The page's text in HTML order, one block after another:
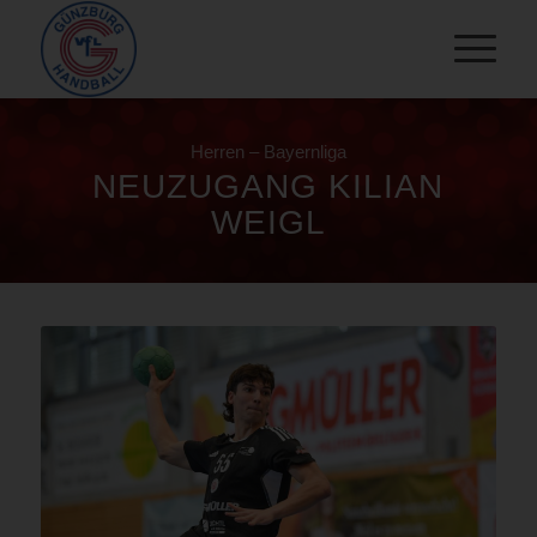
Herren – Bayernliga
NEUZUGANG KILIAN
WEIGL